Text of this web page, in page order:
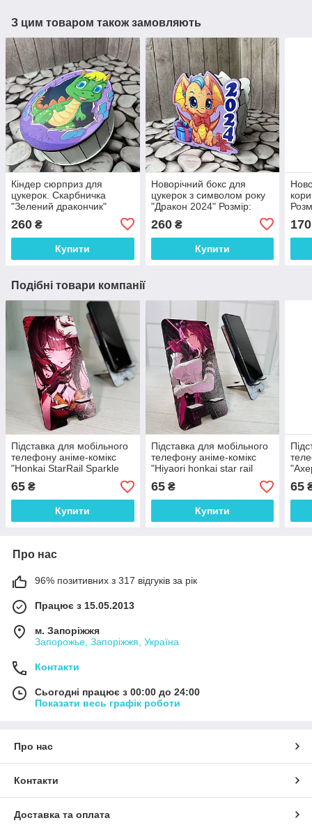
З цим товаром також замовляють
Кіндер сюрприз для
цукерок. Скарбничка
"Зелений дракончик"
260 ₴
Купити
Новорічний бокс для
цукерок з символом року
"Дракон 2024" Розмір:
260₴
Купити
170
Подібні товари компанії
Підставка для мобільного
телефону аніме-комікс
"Honkai StarRail Sparkle
Іскорка" 18х9 см
65 ₴
Купити
Підставка для мобільного
телефону аніме-комікс
"Hiyaori honkai star rail
Кафка" 18х9 см
65₴
Купити
65
Про нас
96% позитивних з 317 відгуків за рік
Працює з 15.05.2013
м. Запоріжжя
Запорожье, Запоріжжя, Україна
Контакти
Сьогодні працює з 00:00 до 24:00
Показати весь графік роботи
Про нас
Контакти
Доставка та оплата